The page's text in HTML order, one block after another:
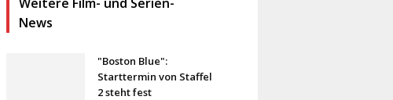
News
"Boston Blue":
Starttermin von Staffel
2 steht fest